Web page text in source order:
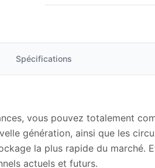
Spécifications
vous pouvez totalement
génération, ainsi que les
la plus rapide du marché.
actuels et futurs.